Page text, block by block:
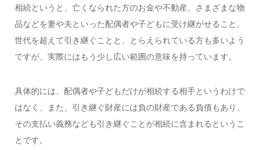
相続というと、亡くなられた方のお金や不動産、さまざまな物
品などを妻や夫といった配偶者や子どもに受け継がせること、
世代を超えて引き継ぐことと、とらえられている方も多いよう
ですが、実際にはもう少し広い範囲の意味を持っています。
具体的には、配偶者や子どもだけが相続する相手というわけで
はなく、また、引き継ぐ財産には負の財産である負債もあり、
その支払い義務なども引き継ぐことが相続に含まれるというこ
とです。